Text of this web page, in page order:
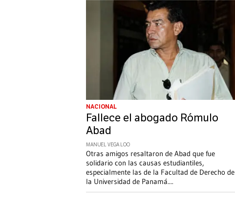
NACIONAL
Fallece el abogado Rómulo
Abad
MANUEL VEGA LOO
Otras amigos resaltaron de Abad que fue
solidario con las causas estudiantiles,
especialmente las de la Facultad de Derecho de
la Universidad de Panamá....